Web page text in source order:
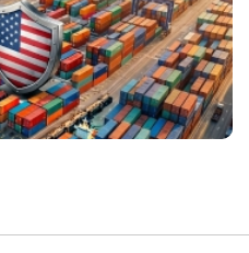
자사
정보
조회
신청
회비
납부
현황
회비
납부